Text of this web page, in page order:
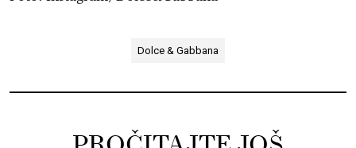
Dolce & Gabbana